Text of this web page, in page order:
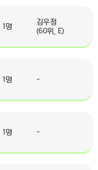
1명
김우정
(60위, E)
1명 -
1명 -